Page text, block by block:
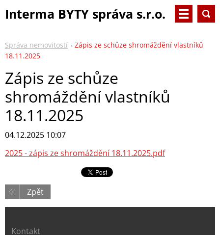
Interma BYTY správa s.r.o.
Správa nemovitostí
Zápis ze schůze shromáždění vlastníků
18.11.2025
Zápis ze schůze
shromáždění vlastníků
18.11.2025
04.12.2025 10:07
2025 - zápis ze shromáždění 18.11.2025.pdf
Zpět
Kontakt